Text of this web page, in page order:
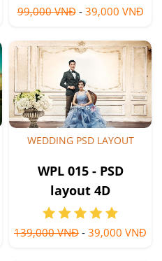
99,000 VNĐ- 39,000 VNĐ
WEDDING PSD LAYOUT
WPL 015 - PSD
layout 4D
139,000 VNĐ - 39,000 VNĐ